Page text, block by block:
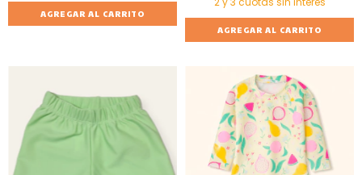
AGREGAR AL CARRITO
AGREGAR AL CARRITO